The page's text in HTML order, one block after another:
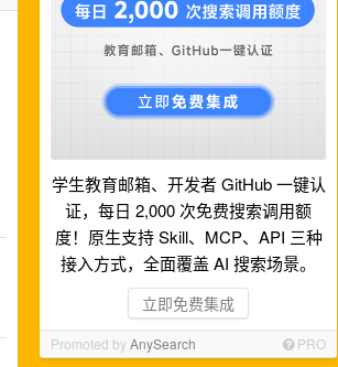
学生教育邮箱、开发者 GitHub 一键认
证，每日 2,000 次免费搜索调用额
度！原生支持 Skill、MCP、API 三种
接入方式，全面覆盖 AI 搜索场景。
立即免费集成
Promoted byAnySearch PRO